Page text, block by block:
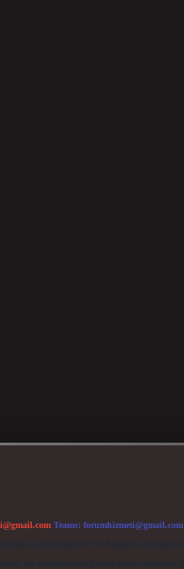
Teams: forumhizmeti@gmail.com